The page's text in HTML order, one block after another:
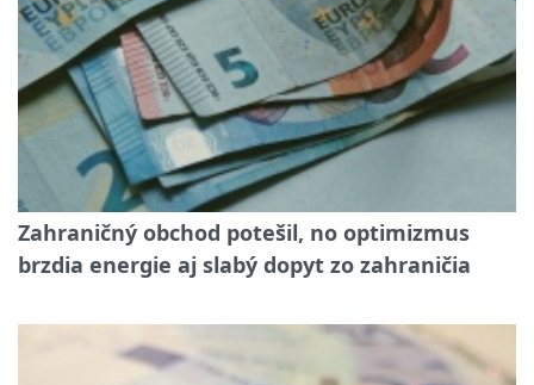
Zahraničný obchod potešil, no optimizmus
brzdia energie aj slabý dopyt zo zahraničia